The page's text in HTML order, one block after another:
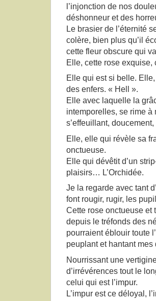
l’injonction de nos
déshonneur et des
Le brasier de l’éternité
colère, bien plus qu’il
cette fleur obscure qui
Elle, cette rose
Elle qui est si belle.
des enfers. « Hell ».
Elle avec laquelle la
intemporelles, se rime à
s’effeuillant,
Elle, elle qui révèle sa
onctueuse.
Elle qui dévêtit d’un
plaisirs… L’Orchidée.
Je la regarde avec tant
font rougir, rugir, les
Cette rose onctueuse et
depuis le tréfonds des
pourraient éblouir toute
peuplant et hantant
Nourrissant une
d’irrévérences tout le
celui qui est l’impur.
L’impur est ce déloyal,